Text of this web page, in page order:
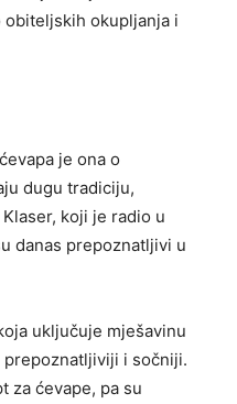
okupljanja i
je ona o
dugu tradiciju,
koji je radio u
danas prepoznatljivi u
uključuje mješavinu
prepoznatljiviji i sočniji.
za ćevape, pa su